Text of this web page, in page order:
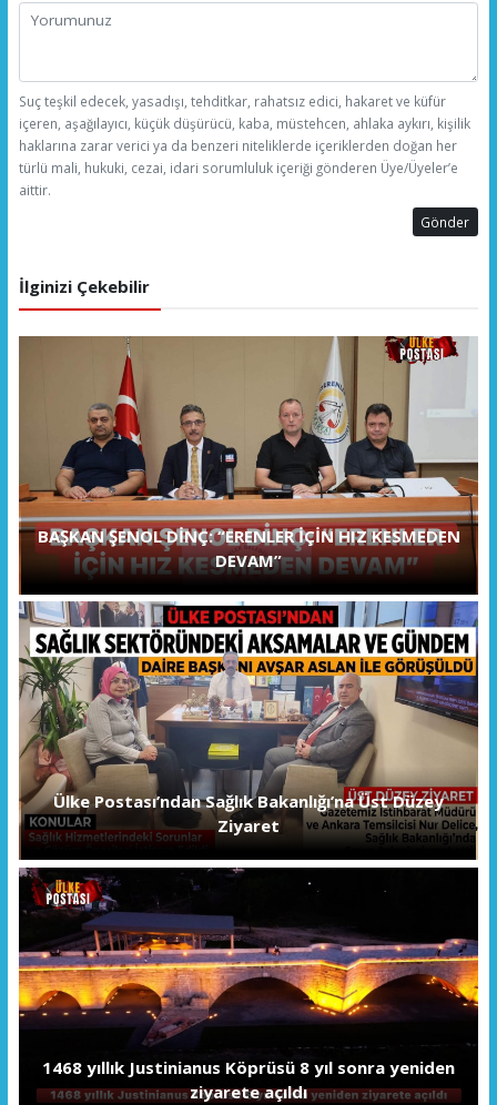
Suç teşkil edecek, yasadışı, tehditkar, rahatsız edici, hakaret ve küfür
içeren, aşağılayıcı, küçük düşürücü, kaba, müstehcen, ahlaka aykırı, kişilik
haklarına zarar verici ya da benzeri niteliklerde içeriklerden doğan her
türlü mali, hukuki, cezai, idari sorumluluk içeriği gönderen Üye/Üyeler’e
aittir.
Gönder
İlginizi Çekebilir
BAŞKAN ŞENOL DİNÇ: “ERENLER İÇİN HIZ KESMEDEN
DEVAM”
Ülke Postası’ndan Sağlık Bakanlığı’na Üst Düzey
Ziyaret
1468 yıllık Justinianus Köprüsü 8 yıl sonra yeniden
ziyarete açıldı